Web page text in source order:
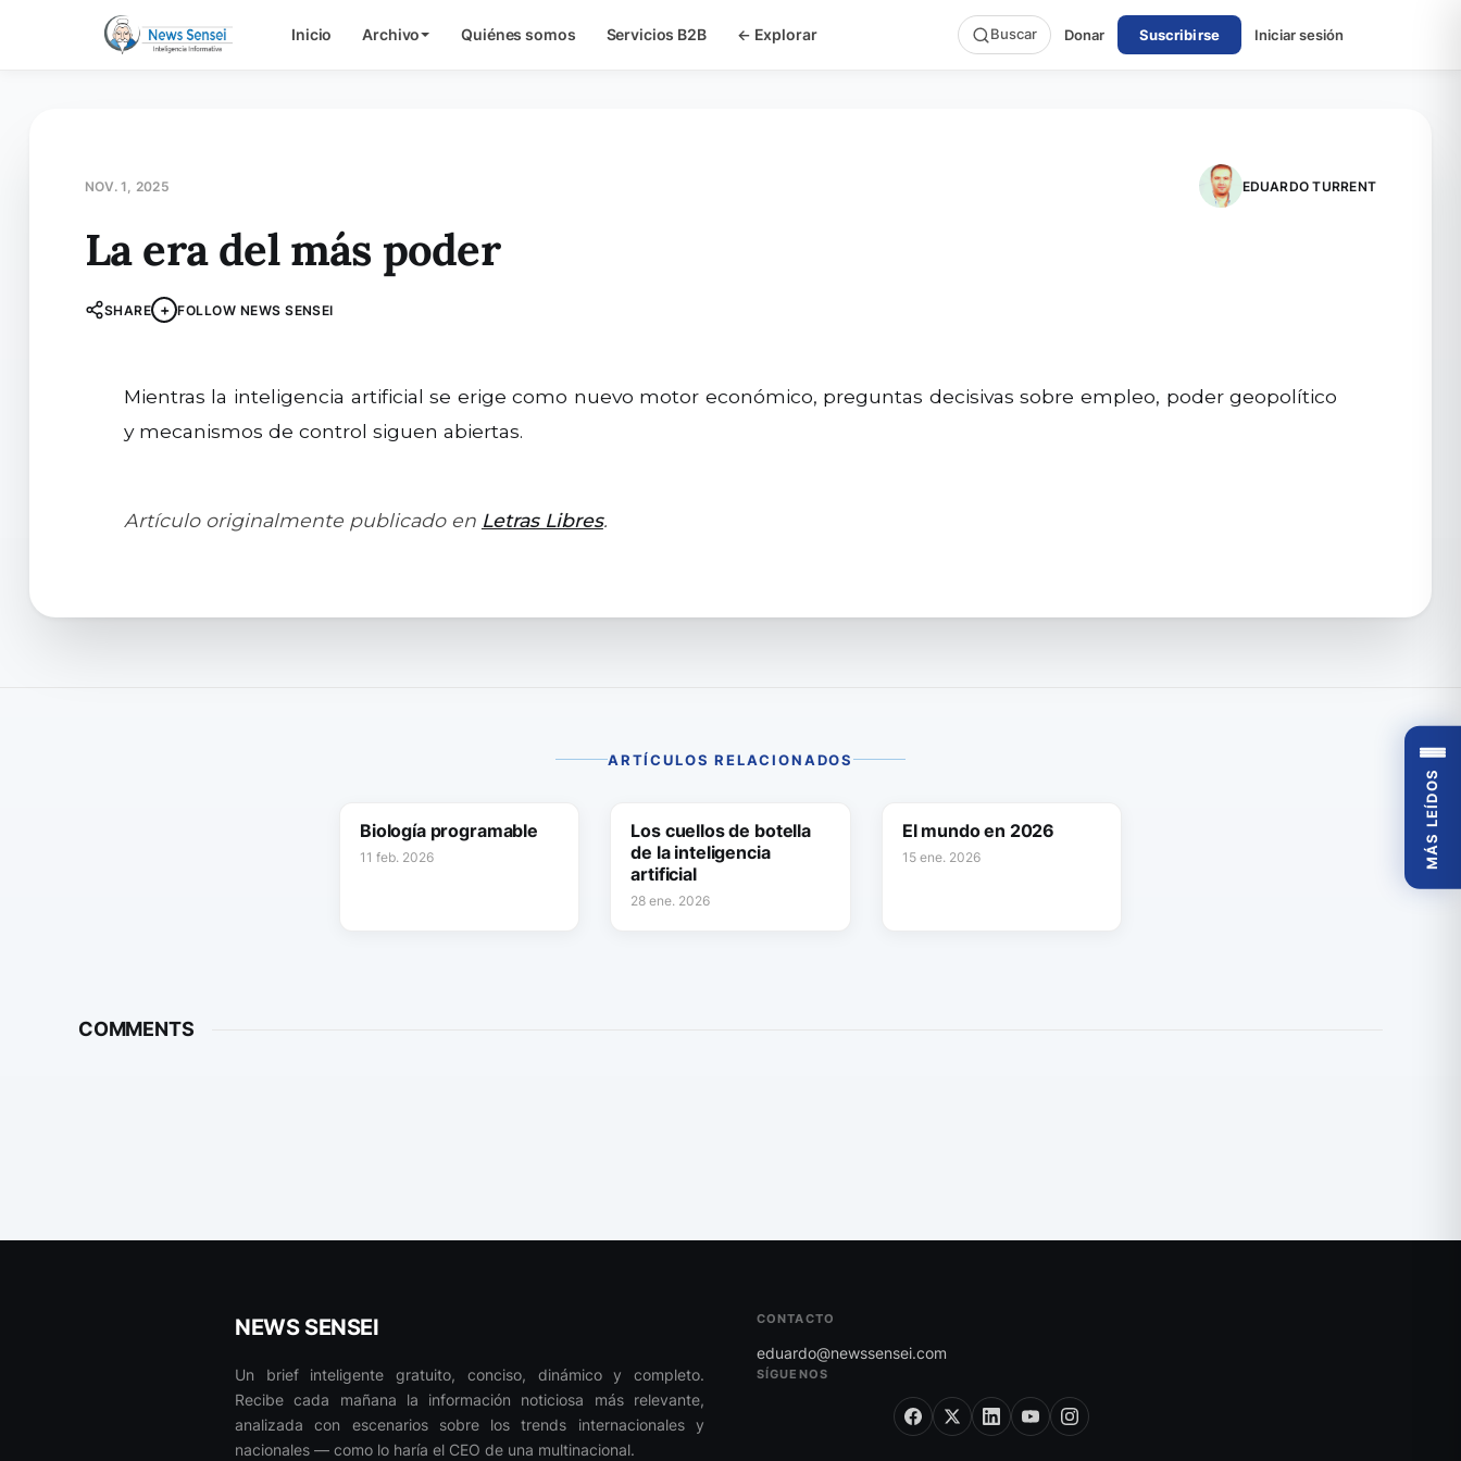
Inicio Archivo Quiénes somos Servicios B2B ← Explorar Buscar Donar Suscribirse Iniciar sesión
NOV. 1, 2025 EDUARDO TURRENT
La era del más poder
SHARE + FOLLOW NEWS SENSEI
Mientras la inteligencia artificial se erige como nuevo motor económico, preguntas decisivas sobre empleo, poder geopolítico
y mecanismos de control siguen abiertas.
Artículo originalmente publicado en Letras Libres.
ARTÍCULOS RELACIONADOS
Biología programable
11 feb. 2026
Los cuellos de botella
de la inteligencia
artificial
28 ene. 2026
El mundo en 2026
15 ene. 2026
COMMENTS
NEWS SENSEI
Un brief inteligente gratuito, conciso, dinámico y completo.
Recibe cada mañana la información noticiosa más relevante,
analizada con escenarios sobre los trends internacionales y
nacionales — como lo haría el CEO de una multinacional.
CONTACTO
eduardo@newssensei.com
SÍGUENOS
MÁS LEÍDOS